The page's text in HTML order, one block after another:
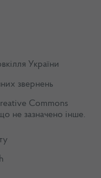
України
звернень
Commons
не зазначено інше.